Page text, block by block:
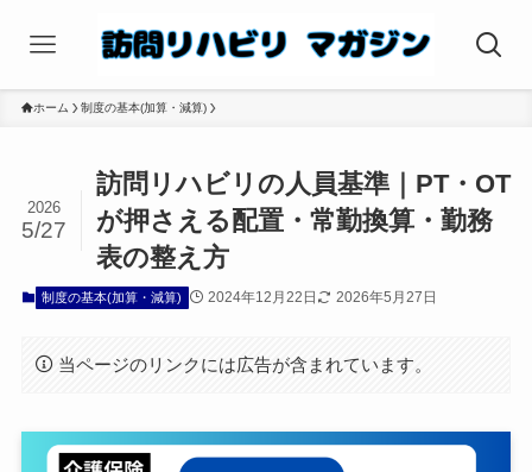
ホーム 制度の基本(加算・減算)
訪問リハビリの人員基準｜PT・OT
が押さえる配置・常勤換算・勤務
表の整え方
2026
5/27
制度の基本(加算・減算) 2024年12月22日 2026年5月27日
当ページのリンクには広告が含まれています。